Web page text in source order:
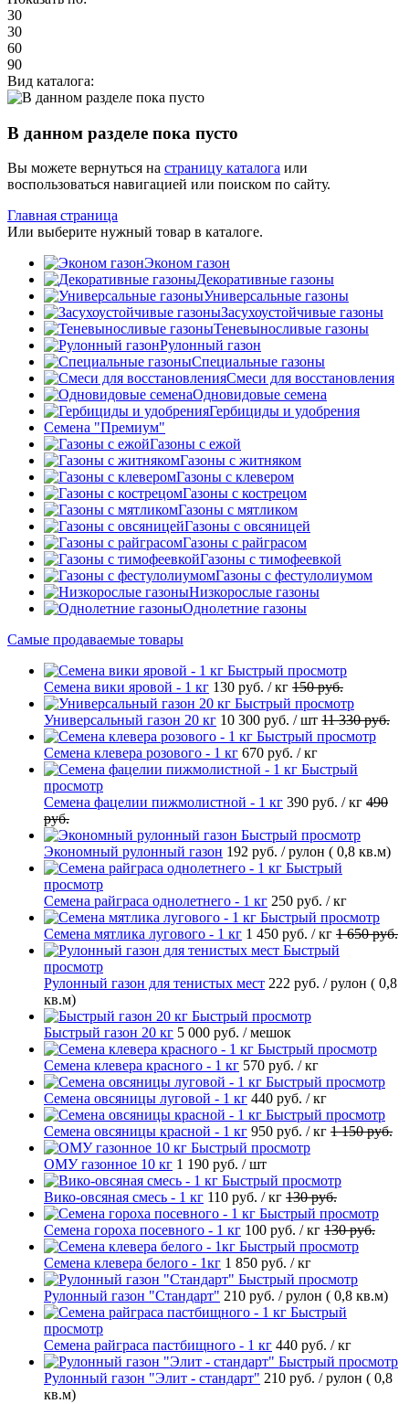
30
30
60
90
Вид каталога:
В данном разделе пока пусто
Вы можете вернуться на страницу каталога или
воспользоваться навигацией или поиском по сайту.
Главная страница
Или выберите нужный товар в каталоге.
Эконом газон
Декоративные газоны
Универсальные газоны
Засухоустойчивые газоны
Теневыносливые газоны
Рулонный газон
Специальные газоны
Смеси для восстановления
Одновидовые семена
Гербициды и удобрения
Cемена "Премиум"
Газоны с ежой
Газоны с житняком
Газоны с клевером
Газоны с кострецом
Газоны с мятликом
Газоны с овсяницей
Газоны с райграсом
Газоны с тимофеевкой
Газоны с фестулолиумом
Низкорослые газоны
Однолетние газоны
Самые продаваемые товары
Быстрый просмотр
Семена вики яровой - 1 кг 130 руб. / кг 150 руб.
Быстрый просмотр
Универсальный газон 20 кг 10 300 руб. / шт 11 330 руб.
Быстрый просмотр
Семена клевера розового - 1 кг 670 руб. / кг
Быстрый
просмотр
Семена фацелии пижмолистной - 1 кг 390 руб. / кг 490
руб.
Быстрый просмотр
Экономный рулонный газон 192 руб. / рулон ( 0,8 кв.м)
Быстрый
просмотр
Семена райграса однолетнего - 1 кг 250 руб. / кг
Быстрый просмотр
Семена мятлика лугового - 1 кг 1 450 руб. / кг 1 650 руб.
Быстрый
просмотр
Рулонный газон для тенистых мест 222 руб. / рулон ( 0,8
кв.м)
Быстрый просмотр
Быстрый газон 20 кг 5 000 руб. / мешок
Быстрый просмотр
Семена клевера красного - 1 кг 570 руб. / кг
Быстрый просмотр
Семена овсяницы луговой - 1 кг 440 руб. / кг
Быстрый просмотр
Семена овсяницы красной - 1 кг 950 руб. / кг 1 150 руб.
Быстрый просмотр
ОМУ газонное 10 кг 1 190 руб. / шт
Быстрый просмотр
Вико-овсяная смесь - 1 кг 110 руб. / кг 130 руб.
Быстрый просмотр
Семена гороха посевного - 1 кг 100 руб. / кг 130 руб.
Быстрый просмотр
Семена клевера белого - 1кг 1 850 руб. / кг
Быстрый просмотр
Рулонный газон "Стандарт" 210 руб. / рулон ( 0,8 кв.м)
Быстрый
просмотр
Семена райграса пастбищного - 1 кг 440 руб. / кг
Быстрый просмотр
Рулонный газон "Элит - стандарт" 210 руб. / рулон ( 0,8
кв.м)